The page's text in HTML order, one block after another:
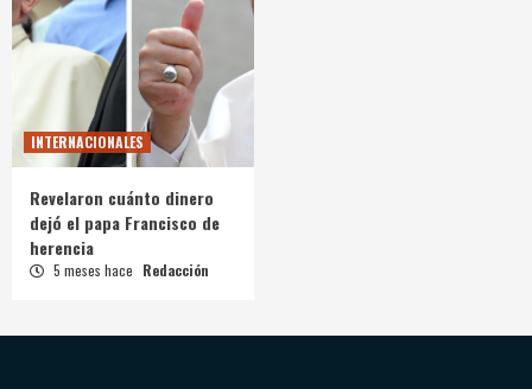
INTERNACIONALES
Revelaron cuánto dinero
dejó el papa Francisco de
herencia
5 meses hace Redacción